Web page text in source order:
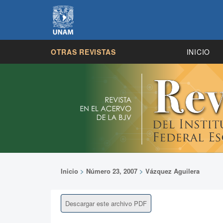
OTRAS REVISTAS INICIO
Inicio > Número 23, 2007 > Vázquez Aguilera
Descargar este archivo PDF